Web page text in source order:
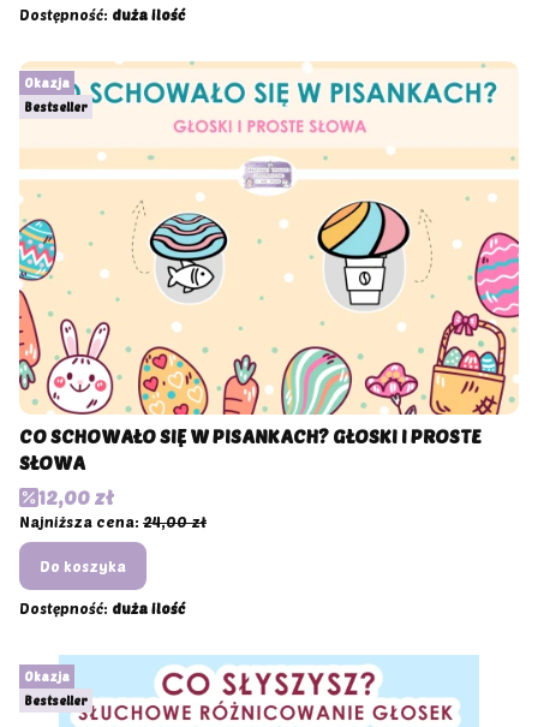
Dostępność: duża ilość
Okazja
Bestseller
CO SCHOWAŁO SIĘ W PISANKACH? GŁOSKI I PROSTE
SŁOWA
Cena promocyjna
12,00 zł
Najniższa cena: 24,00 zł
Do koszyka
Dostępność: duża ilość
Okazja
Bestseller